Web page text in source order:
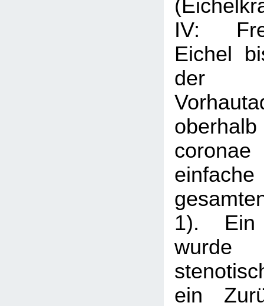
IV:
Eichel
der
einfache
1). Ein
wurde
ein